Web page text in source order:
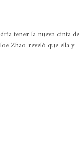
tener la nueva cinta de
Zhao reveló que ella y